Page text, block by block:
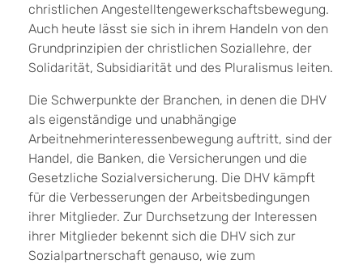
christlichen Angestelltengewerkschaftsbewegung.
Auch heute lässt sie sich in ihrem Handeln von den
Grundprinzipien der christlichen Soziallehre, der
Solidarität, Subsidiarität und des Pluralismus leiten.
Die Schwerpunkte der Branchen, in denen die DHV
als eigenständige und unabhängige
Arbeitnehmerinteressenbewegung auftritt, sind der
Handel, die Banken, die Versicherungen und die
Gesetzliche Sozialversicherung. Die DHV kämpft
für die Verbesserungen der Arbeitsbedingungen
ihrer Mitglieder. Zur Durchsetzung der Interessen
ihrer Mitglieder bekennt sich die DHV sich zur
Sozialpartnerschaft genauso, wie zum